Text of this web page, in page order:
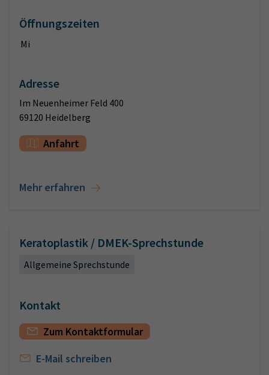
Öffnungszeiten
Mi
Adresse
Im Neuenheimer Feld 400
69120 Heidelberg
Anfahrt
Mehr erfahren
Keratoplastik / DMEK-Sprechstunde
Allgemeine Sprechstunde
Kontakt
Zum Kontaktformular
E-Mail schreiben